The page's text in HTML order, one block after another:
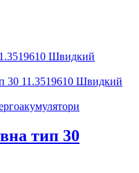
Швидкий
Швидкий
тип 30